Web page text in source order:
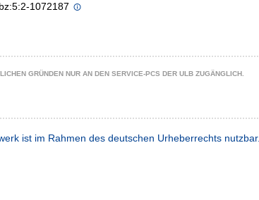
1072187
GRÜNDEN NUR AN DEN SERVICE-PCS DER ULB ZUGÄNGLICH.
ist im Rahmen des deutschen Urheberrechts nutzbar.